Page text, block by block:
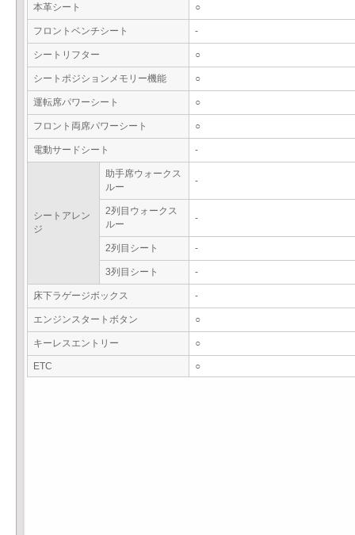
本革シート ○
フロントベンチシート -
シートリフター ○
シートポジションメモリー機能 ○
運転席パワーシート ○
フロント両席パワーシート ○
電動サードシート -
シートアレン
ジ
助手席ウォークス
ルー
-
2列目ウォークス
ルー
-
2列目シート -
3列目シート -
床下ラゲージボックス -
エンジンスタートボタン ○
キーレスエントリー ○
ETC ○